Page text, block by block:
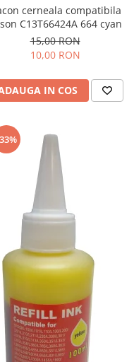
cerneala compatibila
C13T66424A 664 cyan
15,00 RON
10,00 RON
IN COS